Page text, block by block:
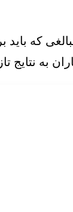
که باید
به نتایج